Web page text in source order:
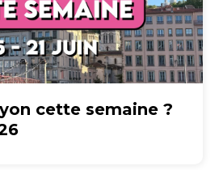
cette semaine ?